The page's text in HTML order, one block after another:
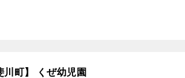
川町】 くぜ幼児園